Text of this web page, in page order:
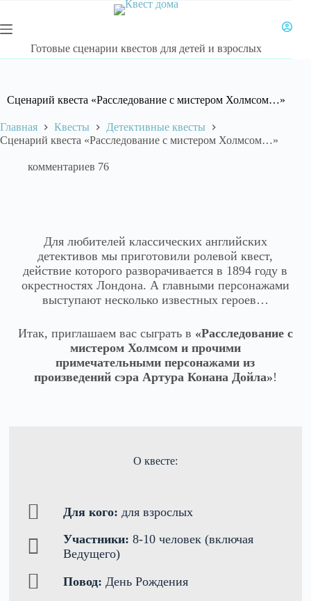
Готовые сценарии квестов для детей и взрослых
Сценарий квеста «Расследование с мистером Холмсом…»
Главная Квесты
Детективные квесты
Сценарий квеста «Расследование с мистером Холмсом…»
комментариев 76
Для любителей классических английских
детективов мы приготовили ролевой квест,
действие которого разворачивается в 1894 году в
окрестностях Лондона. А главными персонажами
выступают несколько известных героев…
Итак, приглашаем вас сыграть в «Расследование с
мистером Холмсом и прочими
примечательными персонажами из
произведений сэра Артура Конана Дойла»!
О квесте:
Для кого: для взрослых
Участники: 8-10 человек (включая
Ведущего)
Повод: День Рождения